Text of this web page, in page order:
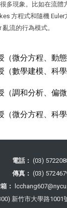
多現象。比如在流體
方程式和隨機
流的行為模式。
微分方程、動態
數學建模、科
調和分析、偏
微分方程、科學
電話： (03)
傳真： (03)
：
新竹市大學路1001